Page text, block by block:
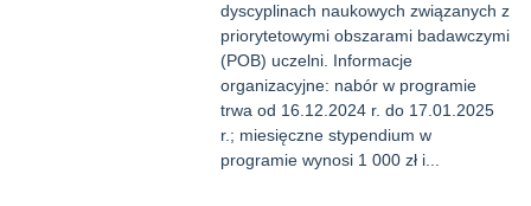
dyscyplinach naukowych związanych z
priorytetowymi obszarami badawczymi
(POB) uczelni. Informacje
organizacyjne: nabór w programie
trwa od 16.12.2024 r. do 17.01.2025
r.; miesięczne stypendium w
programie wynosi 1 000 zł i...